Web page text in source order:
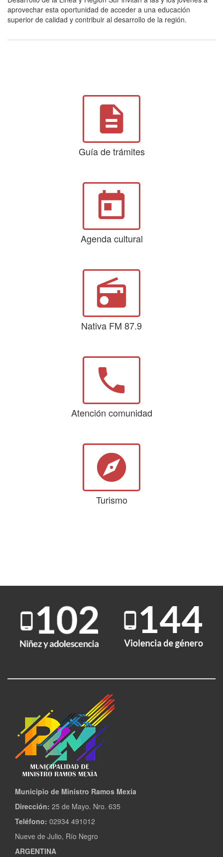
aprovechar esta oportunidad de acceder a una educación
superior de calidad y contribuir al desarrollo de la región.
description
Guía de trámites
today
Agenda cultural
radio
Nativa FM 87.9
phone
Atención comunidad
explore
Turismo
Municipio de Ministro Ramos Mexía
Dirección: 25 de Mayo. Nro. 635
Teléfono: 02934 491012
Nueve de Julio, Río Negro
ARGENTINA